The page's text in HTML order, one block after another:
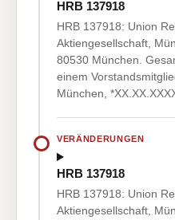
HRB 137918
HRB 137918: Union
Aktiengesellschaft,
80530 München.
einem
München,
VERÄNDERUNGEN
HRB 137918
HRB 137918: Union
Aktiengesellschaft,